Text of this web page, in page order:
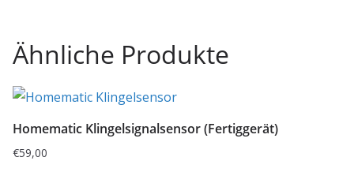
Ähnliche Produkte
Homematic Klingelsignalsensor (Fertiggerät)
€59,00